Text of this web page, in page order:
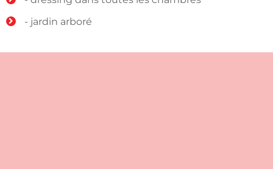
- jardin arboré